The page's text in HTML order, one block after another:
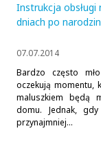
Instrukcja
dniach po
07.07.2014
Bardzo często
oczekują momentu,
maluszkiem będą
domu. Jednak,
przynajmniej...